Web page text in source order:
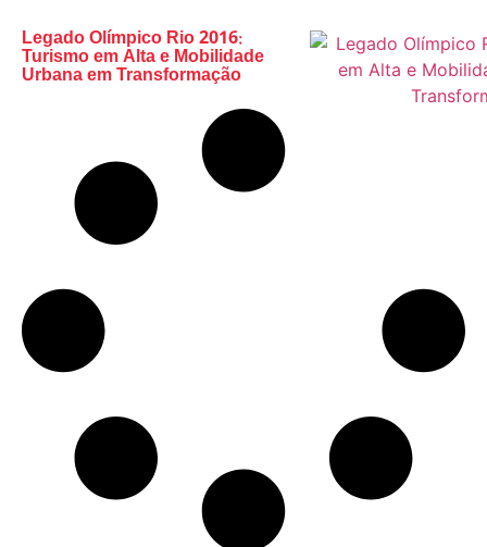
Legado Olímpico Rio 2016:
Turismo em Alta e Mobilidade
Urbana em Transformação